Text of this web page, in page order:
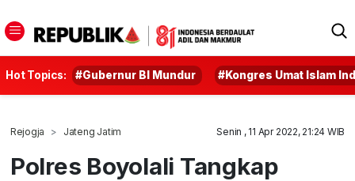
Hot Topics: #Gubernur BI Mundur #Kongres Umat Islam
Rejogja Jateng Jatim Senin , 11 Apr 2022, 21:24 WIB
Polres Boyolali Tangkap